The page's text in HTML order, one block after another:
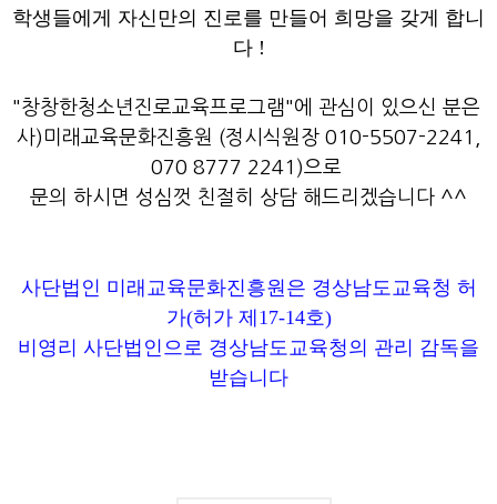
학생들에게 자신만의 진로를 만들어 희망을 갖게 합니
다 !
"창창한청소년진로교육프로그램"에 관심이 있으신 분은
사)미래교육문화진흥원 (정시식원장 010-5507-2241,
070 8777 2241)으로
문의 하시면 성심껏 친절히 상담 해드리겠습니다 ^^
사단법인 미래교육문화진흥원 은 경상남도교육청 허
가(허가 제17-14호)
비영리 사단법인으로 경상남도교육청의 관리 감독을
받습니다